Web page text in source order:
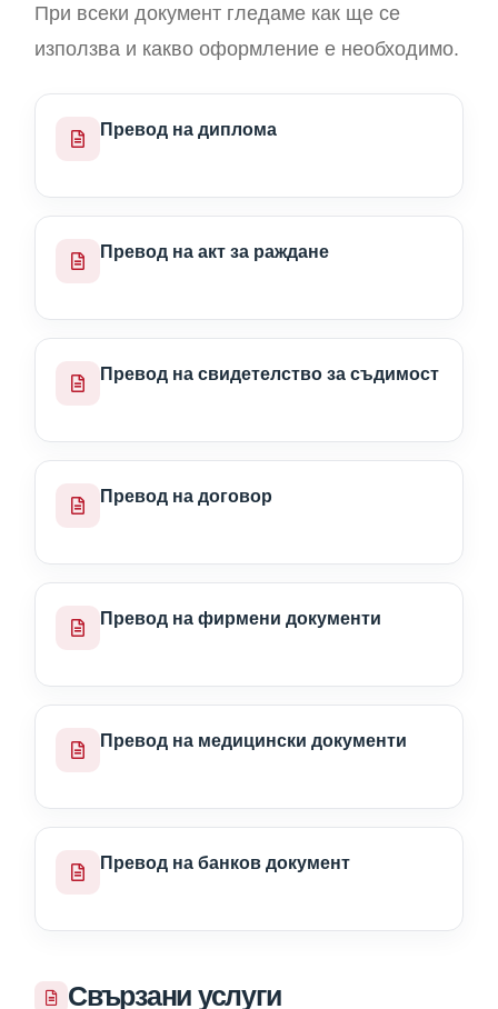
При всеки документ гледаме как ще се
използва и какво оформление е необходимо.
Превод на диплома
Превод на акт за раждане
Превод на свидетелство за съдимост
Превод на договор
Превод на фирмени документи
Превод на медицински документи
Превод на банков документ
Свързани услуги